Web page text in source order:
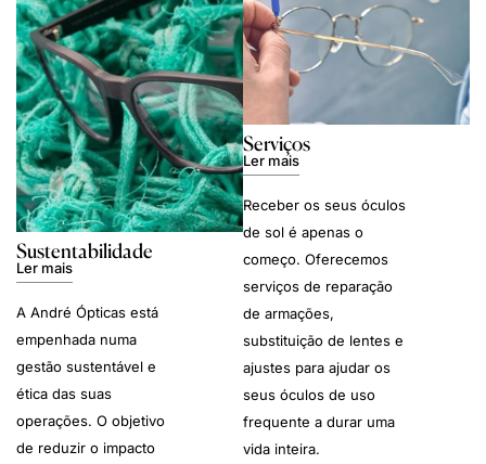
Sustentabilidade
Ler mais
A André Ópticas está
empenhada numa
gestão sustentável e
ética das suas
operações. O objetivo
de reduzir o impacto
Serviços
Ler mais
Receber os seus óculos
de sol é apenas o
começo. Oferecemos
serviços de reparação
de armações,
substituição de lentes e
ajustes para ajudar os
seus óculos de uso
frequente a durar uma
vida inteira.